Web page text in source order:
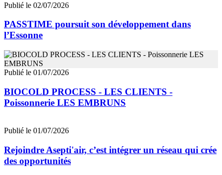
Publié le 02/07/2026
PASSTIME poursuit son développement dans
l’Essonne
Publié le 01/07/2026
BIOCOLD PROCESS - LES CLIENTS -
Poissonnerie LES EMBRUNS
Publié le 01/07/2026
Rejoindre Asepti'air, c’est intégrer un réseau qui crée
des opportunités